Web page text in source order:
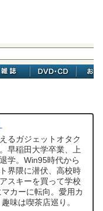
るガジェットオタク
早稲田大学卒業、上
学。Win95時代から
界隈に潜伏、高校時
スキーを買って学校
カーに転向。愛用カ
味は喫茶店巡り。